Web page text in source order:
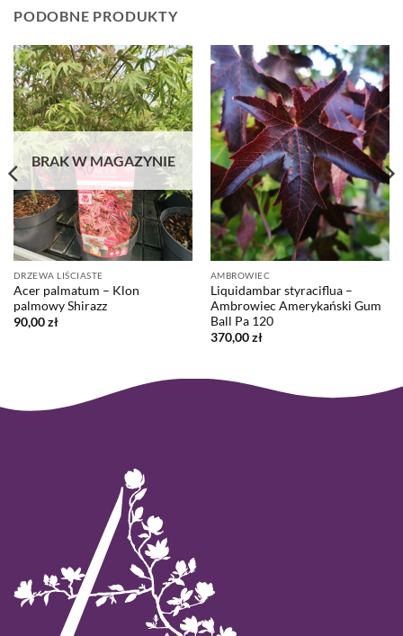
PODOBNE PRODUKTY
BRAK W MAGAZYNIE
DRZEWA LIŚCIASTE
Acer palmatum – Klon
palmowy Shirazz
90,00zł
AMBROWIEC
Liquidambar styraciflua –
Ambrowiec Amerykański Gum
Ball Pa 120
370,00zł